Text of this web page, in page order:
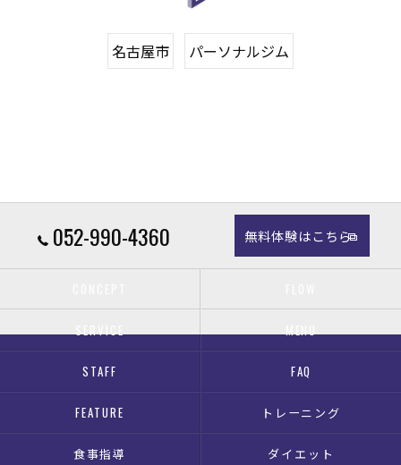
名古屋市 パーソナルジム
052-990-4360 無料体験はこちら
SERVICE MENU
STAFF FAQ
FEATURE トレーニング
食事指導 ダイエット